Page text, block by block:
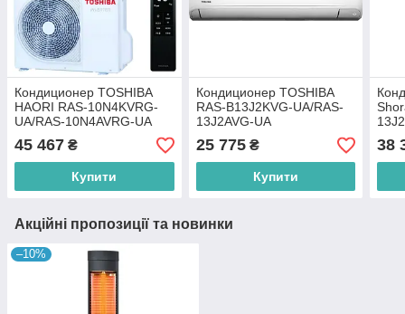
Кондиционер TOSHIBA
HAORI RAS-10N4KVRG-
UA/RAS-10N4AVRG-UA
45 467 ₴
Купити
Кондиционер TOSHIBA
RAS-B13J2KVG-UA/RAS-
13J2AVG-UA
25 775₴
Купити
38
Акційні пропозиції та новинки
–10%